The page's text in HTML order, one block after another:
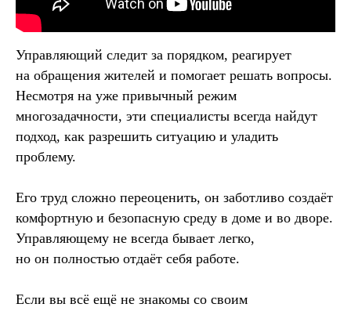
Управляющий следит за порядком, реагирует
на обращения жителей и помогает решать вопросы.
Несмотря на уже привычный режим
многозадачности, эти специалисты всегда найдут
подход, как разрешить ситуацию и уладить
проблему.
Его труд сложно переоценить, он заботливо создаёт
комфортную и безопасную среду в доме и во дворе.
Управляющему не всегда бывает легко,
но он полностью отдаёт себя работе.
Если вы всё ещё не знакомы со своим